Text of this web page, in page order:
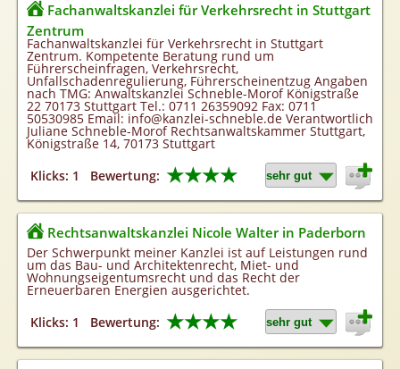
Fachanwaltskanzlei für Verkehrsrecht in Stuttgart
Zentrum
Fachanwaltskanzlei für Verkehrsrecht in Stuttgart
Zentrum. Kompetente Beratung rund um
Führerscheinfragen, Verkehrsrecht,
Unfallschadenregulierung, Führerscheinentzug Angaben
nach TMG: Anwaltskanzlei Schneble-Morof Königstraße
22 70173 Stuttgart Tel.: 0711 26359092 Fax: 0711
50530985 Email: info@kanzlei-schneble.de Verantwortlich
Juliane Schneble-Morof Rechtsanwaltskammer Stuttgart,
Königstraße 14, 70173 Stuttgart
Klicks: 1
Bewertung: ★★★★
Rechtsanwaltskanzlei Nicole Walter in Paderborn
Der Schwerpunkt meiner Kanzlei ist auf Leistungen rund
um das Bau- und Architektenrecht, Miet- und
Wohnungseigentumsrecht und das Recht der
Erneuerbaren Energien ausgerichtet.
Klicks: 1
Bewertung: ★★★★